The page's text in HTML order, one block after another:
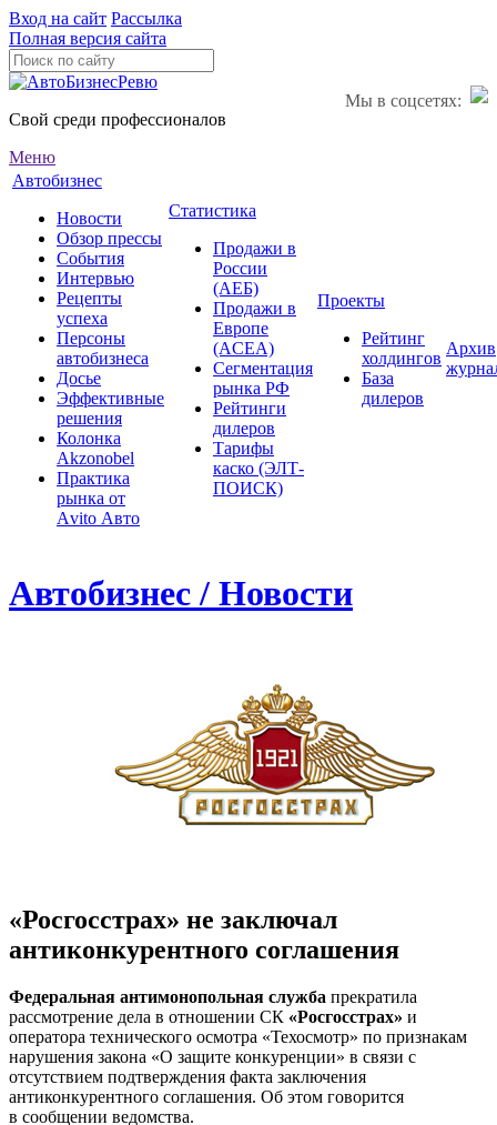
Вход на сайт Рассылка
Полная версия сайта
Мы в соцсетях:
Свой среди профессионалов
Меню
Автобизнес
Новости
Обзор прессы
События
Интервью
Рецепты
успеха
Персоны
автобизнеса
Досье
Эффективные
решения
Колонка
Akzonobel
Практика
рынка от
Аvito Авто
Статистика
Продажи в
России
(АЕБ)
Продажи в
Европе
(ACEA)
Сегментация
рынка РФ
Рейтинги
дилеров
Тарифы
каско (ЭЛТ-
ПОИСК)
Проекты
Рейтинг
холдингов
База
дилеров
Архив
Автобизнес / Новости
«Росгосстрах» не заключал
антиконкурентного соглашения
Федеральная антимонопольная служба прекратила
рассмотрение дела в отношении СК «Росгосстрах» и
оператора технического осмотра «Техосмотр» по признакам
нарушения закона «О защите конкуренции» в связи с
отсутствием подтверждения факта заключения
антиконкурентного соглашения. Об этом говорится
в сообщении ведомства.